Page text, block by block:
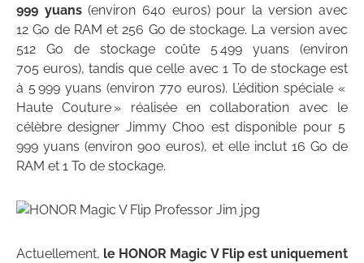
999 yuans(environ 640 euros) pour la version avec
12 Go de RAM et 256 Go de stockage. La version avec
512 Go de stockage coûte 5 499 yuans (environ
705 euros), tandis que celle avec 1 To de stockage est
à 5 999 yuans (environ 770 euros). L’édition spéciale «
Haute Couture » réalisée en collaboration avec le
célèbre designer Jimmy Choo est disponible pour 5
999 yuans (environ 900 euros), et elle inclut 16 Go de
RAM et 1 To de stockage.
Actuellement, le HONOR Magic V Flip est uniquement